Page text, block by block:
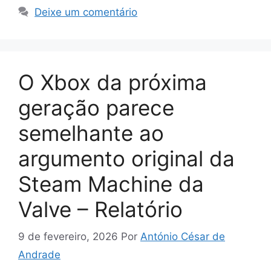
Deixe um comentário
O Xbox da próxima
geração parece
semelhante ao
argumento original da
Steam Machine da
Valve – Relatório
9 de fevereiro, 2026 Por António César de
Andrade